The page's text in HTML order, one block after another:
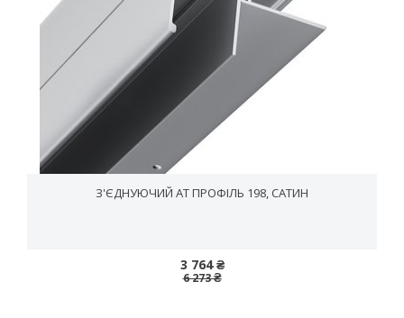
З'ЄДНУЮЧИЙ AT ПРОФІЛЬ 198, САТИН
3 764 ₴
6 273 ₴